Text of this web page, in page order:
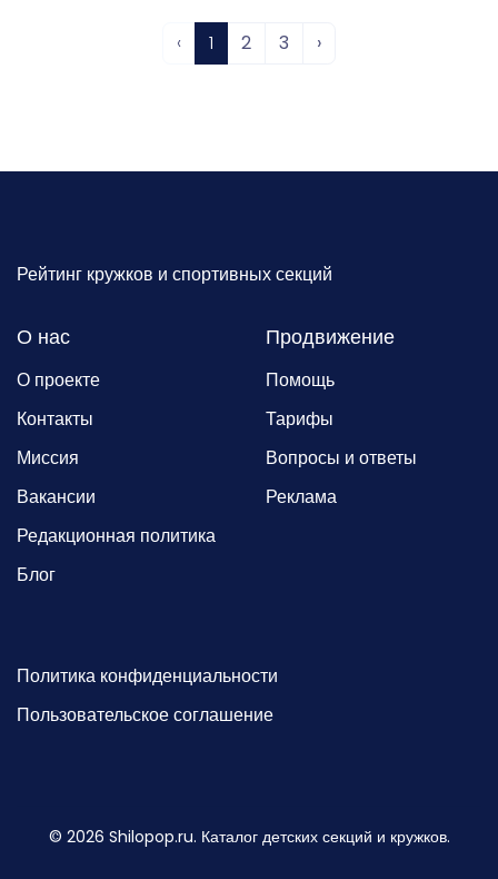
‹ 1 2 3 ›
Рейтинг кружков и спортивных секций
О нас
О проекте
Контакты
Миссия
Вакансии
Редакционная политика
Блог
Продвижение
Помощь
Тарифы
Вопросы и ответы
Реклама
Политика конфиденциальности
Пользовательское соглашение
© 2026 Shilopop.ru. Каталог детских секций и кружков.